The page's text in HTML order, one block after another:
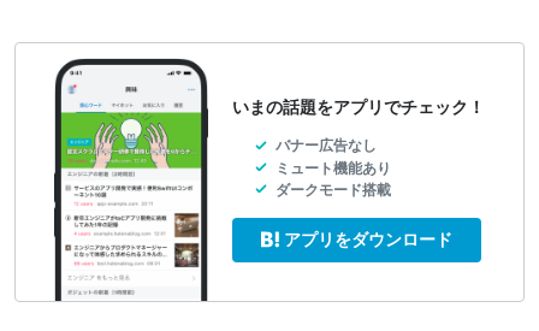
いまの話題をアプリでチェック！
バナー広告なし
ミュート機能あり
ダークモード搭載
アプリをダウンロード